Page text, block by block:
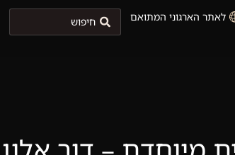
לאתר הארגוני המתואם